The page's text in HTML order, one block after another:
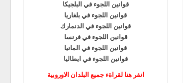
قوانين اللجوء في البلجيكا
قوانين اللجوء في بلغاريا
قوانين اللجوء في الدنمارك
قوانين اللجوء في فرنسا
قوانين اللجوء في المانيا
قوانين اللجوء في ايطاليا
انقر هنا لقراةء جميع البلدان الاوروبية